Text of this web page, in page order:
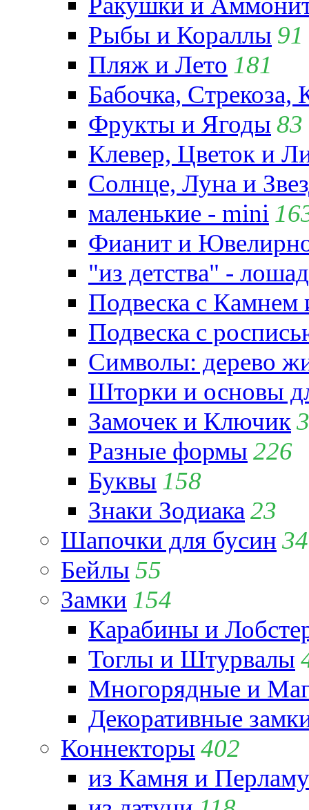
Рыбы и Кораллы 91
Пляж и Лето 181
Бабочка,
Фрукты и Ягоды 83
Клевер, Цветок и
Солнце, Луна и
маленькие - mini
Фианит и
"из детства" -
Подвеска с
Подвеска с
Символы: дерево
Шторки и основы
Замочек и Ключик
Разные формы 226
Буквы 158
Знаки Зодиака23
Шапочки для бусин 34
Бейлы 55
Замки 154
Карабины и
Тоглы и Штурвалы
Многорядные и
Декоративные
Коннекторы 402
из Камня и